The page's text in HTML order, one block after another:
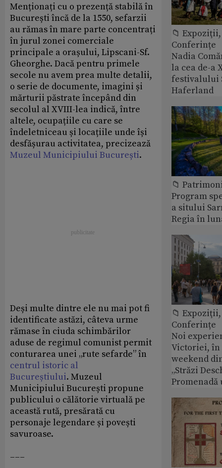
Menționați cu o prezență stabilă în
București încă de la 1550, sefarzii
au rămas în mare parte concentrați
în jurul zonei comerciale
principale a orașului, Lipscani-Sf.
Gheorghe. Dacă pentru primele
secole nu avem prea multe detalii,
o serie de documente, imagini și
mărturii păstrate începând din
secolul al XVIII-lea indică, între
altele, ocupațiile cu care se
îndeletniceau și locațiile unde își
desfășurau activitatea, precizează
Muzeul Municipiului București.
Deși multe dintre ele nu mai pot fi
identificate astăzi, câteva urme
rămase în ciuda schimbărilor
aduse de regimul comunist permit
conturarea unei „rute sefarde” în
centrul istoric al
Bucureștiului. Muzeul
Municipiului București propune
publicului o călătorie virtuală pe
această rută, presărată cu
personaje legendare și povești
savuroase.
___
📁
Conferințe
Nadia
la cea de-a
festivalului
Haferland
📁
Program
a sitului
Regia în
📁
Conferințe
Noi
Victoriei,
weekend
„Străzi
Promenadă